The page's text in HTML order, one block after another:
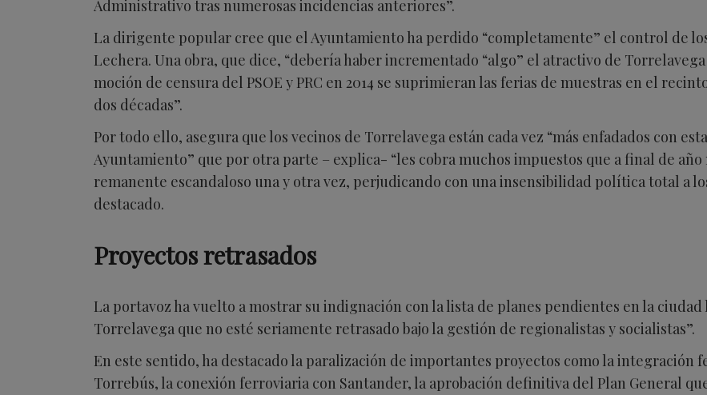
Administrativo tras numerosas incidencias anteriores”.
La dirigente popular cree que el Ayuntamiento ha perdido “completamente” el control de
Lechera. Una obra, que dice, “debería haber incrementado “algo” el atractivo de
moción de censura del PSOE y PRC en 2014 se suprimieran las ferias de muestras en el
dos décadas”.
Por todo ello, asegura que los vecinos de Torrelavega están cada vez “más enfadados con
Ayuntamiento” que por otra parte – explica- “les cobra muchos impuestos que a final de año
remanente escandaloso una y otra vez, perjudicando con una insensibilidad política total a
destacado.
Proyectos retrasados
La portavoz ha vuelto a mostrar su indignación con la lista de planes pendientes en la ciudad
Torrelavega que no esté seriamente retrasado bajo la gestión de regionalistas y socialistas”.
En este sentido, ha destacado la paralización de importantes proyectos como la integración
Torrebús, la conexión ferroviaria con Santander, la aprobación definitiva del Plan General